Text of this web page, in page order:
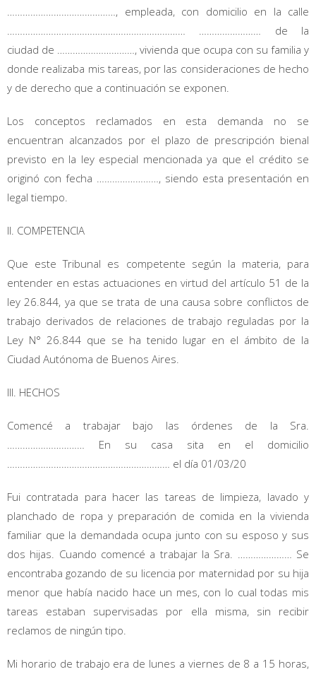
……………………………………, empleada, con domicilio en la calle
…………………………………………………………… …………………… de la
ciudad de …………………………, vivienda que ocupa con su familia y
donde realizaba mis tareas, por las consideraciones de hecho
y de derecho que a continuación se exponen.
Los conceptos reclamados en esta demanda no se
encuentran alcanzados por el plazo de prescripción bienal
previsto en la ley especial mencionada ya que el crédito se
originó con fecha ……………………, siendo esta presentación en
legal tiempo.
II. COMPETENCIA
Que este Tribunal es competente según la materia, para
entender en estas actuaciones en virtud del artículo 51 de la
ley 26.844, ya que se trata de una causa sobre conflictos de
trabajo derivados de relaciones de trabajo reguladas por la
Ley N° 26.844 que se ha tenido lugar en el ámbito de la
Ciudad Autónoma de Buenos Aires.
III. HECHOS
Comencé a trabajar bajo las órdenes de la Sra.
………………………… En su casa sita en el domicilio
……………………………………………………… el día 01/03/20
Fui contratada para hacer las tareas de limpieza, lavado y
planchado de ropa y preparación de comida en la vivienda
familiar que la demandada ocupa junto con su esposo y sus
dos hijas. Cuando comencé a trabajar la Sra. ………………… Se
encontraba gozando de su licencia por maternidad por su hija
menor que había nacido hace un mes, con lo cual todas mis
tareas estaban supervisadas por ella misma, sin recibir
reclamos de ningún tipo.
Mi horario de trabajo era de lunes a viernes de 8 a 15 horas,